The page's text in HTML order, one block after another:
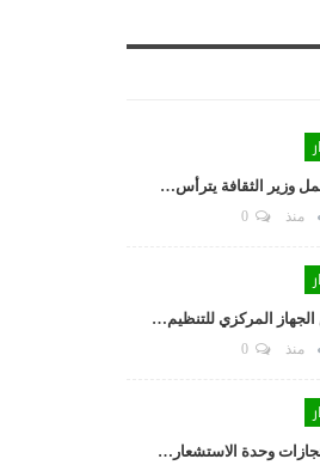
وزير الثقافة يترأس…
منذ 0
المركزي للتنظيم…
منذ 0
وحدة الاستشعار…